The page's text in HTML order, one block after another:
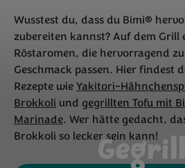
Wusstest du, dass du Bimi®
zubereiten kannst? Auf dem
Röstaromen, die hervorragend
Geschmack passen. Hier findest
Rezepte wieYakitori-
Brokkoli und gegrillten Tofu mit
Marinade. Wer hätte gedacht,
Brokkoli so lecker sein kann!